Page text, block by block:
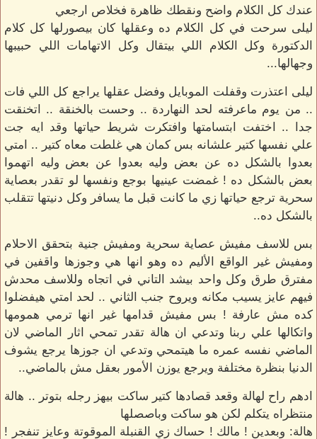
عندك كل الكلام واضح ونقطك ظاهرة فخلاص ارجعي
ليلى سرحت في كل الكلام ده وعقلها كان بيصورلها كل كلام
الدكتورة وكل الكلام اللي بيتقال وكل الاتهامات اللي حبيبها
وجهالها...
ليلى اعتذرت وقفلت الموبايل وفضل عقلها يراجع كل اللي فات
.. من يوم ماعرفته لحد النهاردة .. وحست بالخنقة .. اتخنقت
جدا .. اختفت ابتسامتها وافتكرت شريط حياتها وقد ايه جت
علي نفسها كتير علشانه بس كمان هي غلطت معاه كتير .. امتي
بعدوا بالشكل ده عن بعض وليه بعدوا عن بعض وليه اتهموا
بعض بالشكل ده ! غمضت عينيها بوجع ونفسها لو تقدر بعصاية
سحرية ترجع حياتها زي ما كانت قبل ما يسافر وكل دنيتها تتقلب
بالشكل ده..
بس للاسف مفيش عصاية سحرية ومفيش جنية بتحقق الاحلام
ومفيش غير الواقع الأليم ده وهو انها هي وجوزها واقفين في
مفترق طرق وكل واحد بيشد التاني في اتجاه وللاسف محدش
فيهم عايز يسيب مكانه ويروح جنب الثاني .. لحد امتي هيفضلوا
كده مش عارفة ! بس مفيش قدامها غير انها ترمي همومها
واتكالها علي ربنا وتدعي ان هالة تقدر تمحي اثار الماضي لان
الماضي نفسه عمره ما هيتمحي وتدعي ان جوزها يرجع يشوف
الدنيا بنظرة مختلفة ويرجع يوزن الأمور بعقل مش بالماضي..
ادهم راح لهالة وقعد قصادها كتير ساكت بيهز رجله بتوتر .. هالة
منتظراه يتكلم لكن هو ساكت وباصصلها
هالة: وبعدين ! مالك ! حساك زي القنبلة الموقوتة وعايز تنفجر !